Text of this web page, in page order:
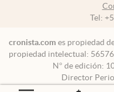
Tel:
cronista.com es propiedad
propiedad intelectual:
N° de edición:
Director